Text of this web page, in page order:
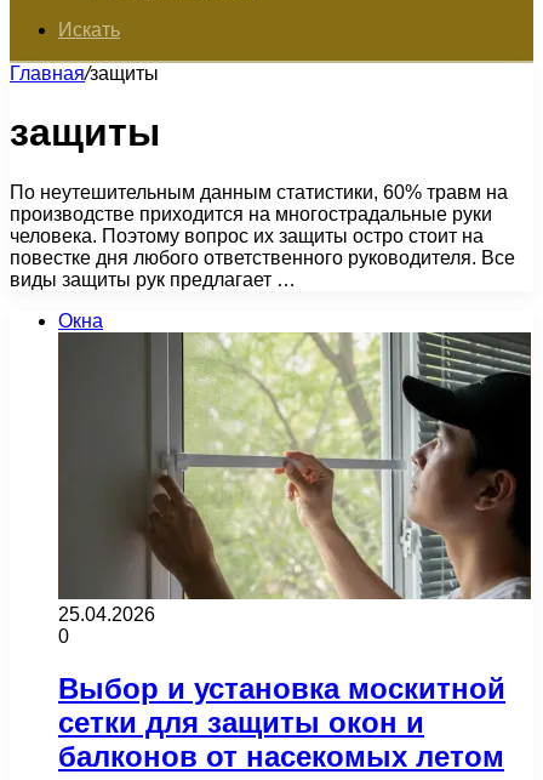
Искать
Главная/защиты
защиты
По неутешительным данным статистики, 60% травм на
производстве приходится на многострадальные руки
человека. Поэтому вопрос их защиты остро стоит на
повестке дня любого ответственного руководителя. Все
виды защиты рук предлагает …
Окна
25.04.2026
0
Выбор и установка москитной
сетки для защиты окон и
балконов от насекомых летом